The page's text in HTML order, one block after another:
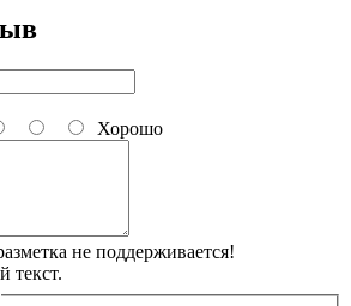
Хорошо
не поддерживается!
текст.